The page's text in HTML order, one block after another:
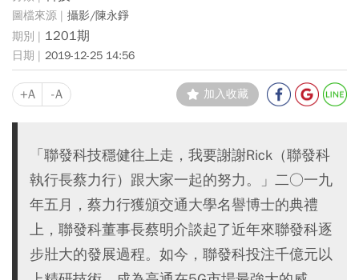
攝影/陳永錚
1201期
2019-12-25 14:56
+A -A 加入收藏
「聯發科技穩健往上走，我要謝謝Rick（聯發科
執行長蔡力行）跟大家一起的努力。」二○一九
年五月，蔡力行獲頒交通大學名譽博士的典禮
上，聯發科董事長蔡明介談起了近年來聯發科逐
步壯大的發展過程。如今，聯發科投注千億元以